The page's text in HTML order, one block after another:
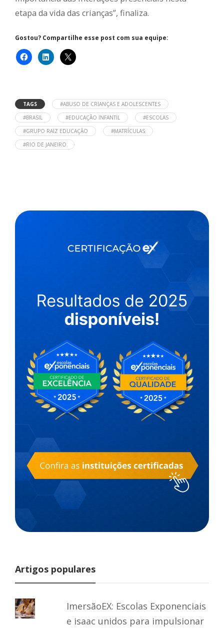
etapa da vida das crianças”, finaliza.
Gostou? Compartilhe esse post com sua equipe:
TAGS
#ABUSO DE CRIANÇAS E ADOLESCENTES
#BRASIL
#EDUCAÇÃO INFANTIL
#ESCOLAS
#GRUPO RAIZ EDUCAÇÃO
#MATRÍCULAS
#RIO DE JANEIRO
Artigos populares
ImersãoEX: Escolas Exponenciais
e isaac unidos para impulsionar